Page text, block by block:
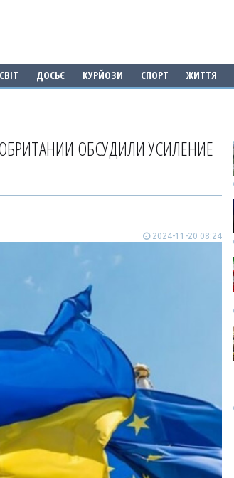
СВІТ ДОСЬЄ КУРЙОЗИ СПОРТ ЖИТТЯ
ОБСУДИЛИ УСИЛЕНИЕ
2024-11-20 08:24